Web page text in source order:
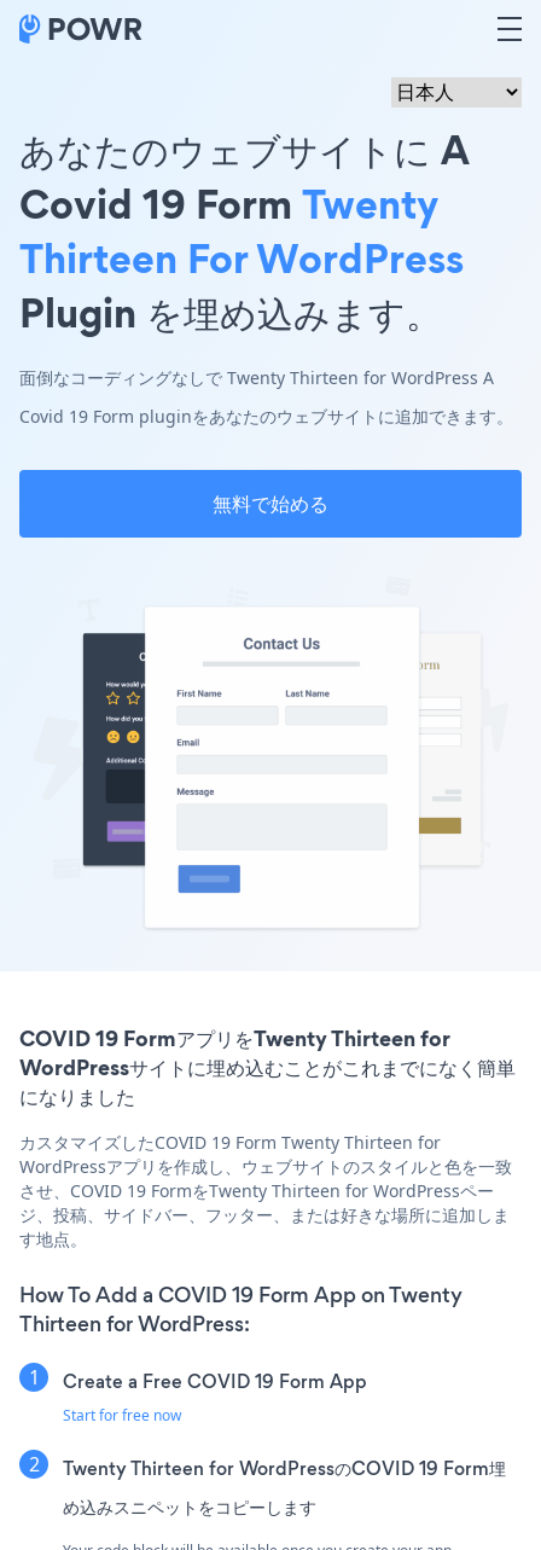
あなたのウェブサイトに A
Covid 19 Form Twenty
Thirteen For WordPress
Plugin を埋め込みます。
面倒なコーディングなしで Twenty Thirteen for WordPress A
Covid 19 Form pluginをあなたのウェブサイトに追加できます。
無料で始める
COVID 19 FormアプリをTwenty Thirteen for
WordPressサイトに埋め込むことがこれまでになく簡単
になりました
カスタマイズしたCOVID 19 Form Twenty Thirteen for
WordPressアプリを作成し、ウェブサイトのスタイルと色を一致
させ、COVID 19 FormをTwenty Thirteen for WordPressペー
ジ、投稿、サイドバー、フッター、または好きな場所に追加しま
す地点。
How To Add a COVID 19 Form App on Twenty
Thirteen for WordPress:
Create a Free COVID 19 Form App
Start for free now
Twenty Thirteen for WordPressのCOVID 19 Form埋
め込みスニペットをコピーします